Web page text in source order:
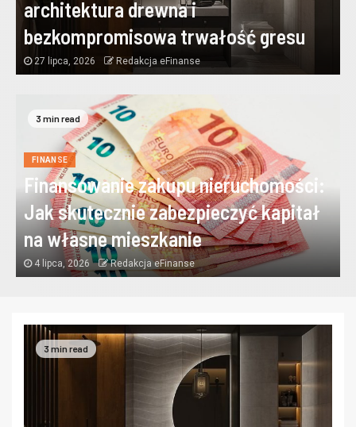
architektura drewna i
bezkompromisowa trwałość gresu
27 lipca, 2026 Redakcja eFinanse
3 min read
FINANSE
Finansowanie zakupu nieruchomości:
Jak skutecznie zabezpieczyć kapitał
na własne mieszkanie
4 lipca, 2026 Redakcja eFinanse
3 min read